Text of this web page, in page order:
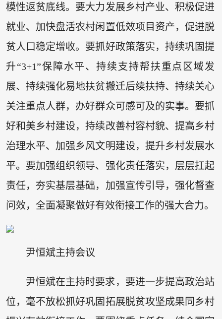
模性返贫底线。要大力发展乡村产业、积极促进
就业、加快盘活农村闲置低效项目资产，促进脱
贫人口稳定增收。要抓好政策落实，持续巩固提
升“3+1”保障水平、持续支持帮扶重点区域发
展、持续强化易地扶贫搬迁后续扶持、持续关心
关注重点人群，办好群众可感可及的实事。要抓
好和美乡村建设，持续改善村容村貌、提高乡村
治理水平、加强乡风文明建设，提升乡村发展水
平。要加强组织领导、强化责任落实，层层扛起
责任，夯实基层基础，加强宣传引导，强化督查
问效，全面凝聚做好有效衔接工作的强大合力。
尹恒斌主持会议
尹恒斌在主持时要求，要进一步提高政治站
位，毫不放松抓好巩固拓展脱贫攻坚成果同乡村